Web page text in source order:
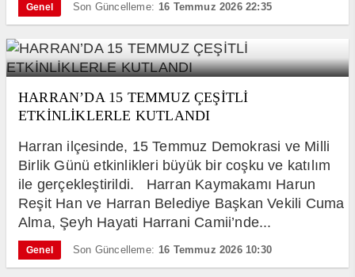
Genel Son Güncelleme: 16 Temmuz 2026 22:35
HARRAN’DA 15 TEMMUZ ÇEŞİTLİ
ETKİNLİKLERLE KUTLANDI
Harran ilçesinde, 15 Temmuz Demokrasi ve Milli
Birlik Günü etkinlikleri büyük bir coşku ve katılım
ile gerçekleştirildi. Harran Kaymakamı Harun
Reşit Han ve Harran Belediye Başkan Vekili Cuma
Alma, Şeyh Hayati Harrani Camii’nde...
Genel Son Güncelleme: 16 Temmuz 2026 10:30